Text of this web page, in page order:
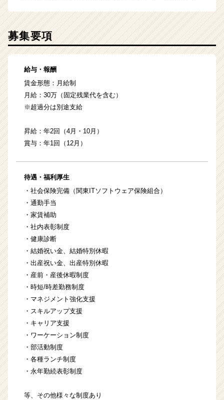
募集要項
給与・報酬
賃金形態：月給制
月給：30万（固定残業代を含む）
※超過分は別途支給
昇給：年2回（4月・10月）
賞与：年1回（12月）
待遇・福利厚生
・社会保険完備（関東ITソフトウェア保険組合）
・通勤手当
・家賃補助
・社内表彰制度
・健康診断
・結婚祝い金、結婚特別休暇
・出産祝い金、出産特別休暇
・産前・産後休暇制度
・時短/時差勤務制度
・マネジメント強化支援
・スキルアップ支援
・キャリア支援
・ワーケーション制度
・部活動制度
・各種ランチ制度
・永年勤続表彰制度
等、その他様々な制度あり